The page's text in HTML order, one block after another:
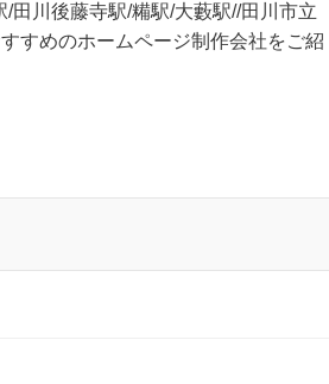
田川後藤寺駅/糒駅/大藪駅//田川市立
すめのホームページ制作会社をご紹